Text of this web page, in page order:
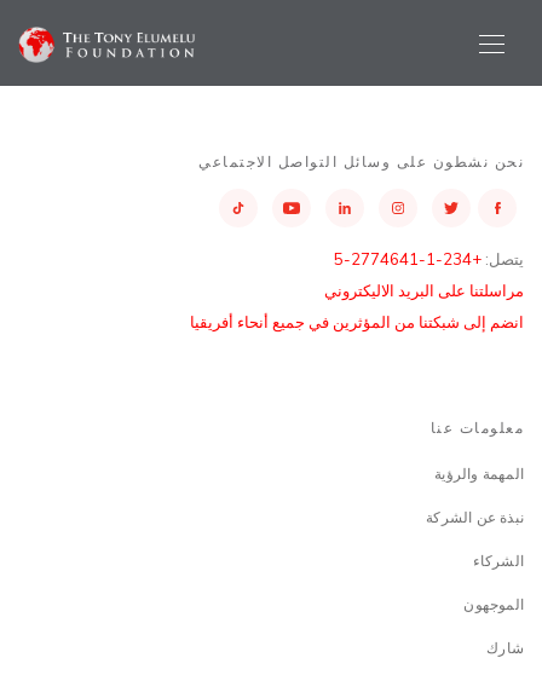
نحن نشطون على وسائل التواصل الاجتماعي
يتصل: +234-1-2774641-5
مراسلتنا على البريد الاليكتروني
انضم إلى شبكتنا من المؤثرين في جميع أنحاء أفريقيا
معلومات عنا
المهمة والرؤية
نبذة عن الشركة
الشركاء
الموجهون
شارك